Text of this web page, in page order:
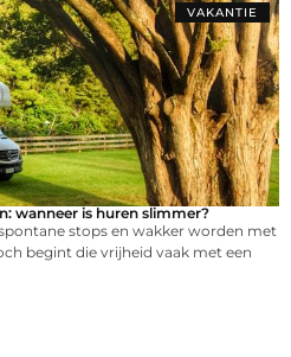
VAKANTIE
wanneer is huren slimmer?
stops en wakker worden met
begint die vrijheid vaak met een